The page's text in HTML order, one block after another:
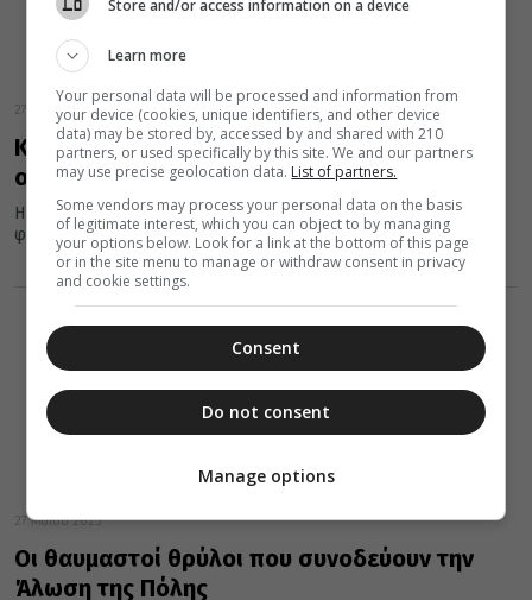
27 Μαΐου 2025
Κωνσταντινούπολη: Ποια ήταν τα άλλα έξι
ονόματα της Πόλης
Η Πόλις εάλω… αφού πολιορκήθηκε από τους Μωαμεθανούς 7
φορές και αλώθηκε μετά από 7 εβδομάδες από τον έβδομο...
27 Μαΐου 2025
Οι θαυμαστοί θρύλοι που συνοδεύουν την
Άλωση της Πόλης
Store and/or access information on a device
Learn more
Your personal data will be processed and information from
your device (cookies, unique identifiers, and other device
data) may be stored by, accessed by and shared with 210
partners, or used specifically by this site. We and our partners
may use precise geolocation data. List of partners.
Some vendors may process your personal data on the basis
of legitimate interest, which you can object to by managing
your options below. Look for a link at the bottom of this page
or in the site menu to manage or withdraw consent in privacy
and cookie settings.
Consent
Do not consent
Manage options